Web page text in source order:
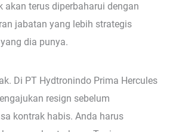
akan terus diperbaharui dengan
jabatan yang lebih strategis
dia punya.
Di PT Hydtronindo Prima Hercules
resign sebelum
kontrak habis. Anda harus